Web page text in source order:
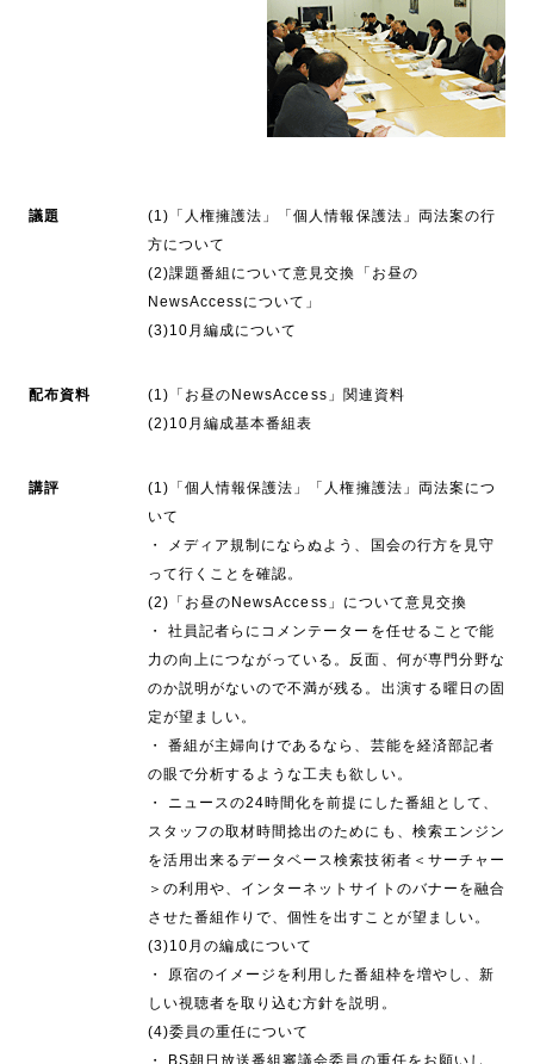
議題
(1)「人権擁護法」「個人情報保護法」両法案の行
方について
(2)課題番組について意見交換「お昼の
NewsAccessについて」
(3)10月編成について
配布資料
(1)「お昼のNewsAccess」関連資料
(2)10月編成基本番組表
講評
(1)「個人情報保護法」「人権擁護法」両法案につ
いて
・ メディア規制にならぬよう、国会の行方を見守
って行くことを確認。
(2)「お昼のNewsAccess」について意見交換
・ 社員記者らにコメンテーターを任せることで能
力の向上につながっている。反面、何が専門分野な
のか説明がないので不満が残る。出演する曜日の固
定が望ましい。
・ 番組が主婦向けであるなら、芸能を経済部記者
の眼で分析するような工夫も欲しい。
・ ニュースの24時間化を前提にした番組として、
スタッフの取材時間捻出のためにも、検索エンジン
を活用出来るデータベース検索技術者＜サーチャー
＞の利用や、インターネットサイトのバナーを融合
させた番組作りで、個性を出すことが望ましい。
(3)10月の編成について
・ 原宿のイメージを利用した番組枠を増やし、新
しい視聴者を取り込む方針を説明。
(4)委員の重任について
・ BS朝日放送番組審議会委員の重任をお願いし